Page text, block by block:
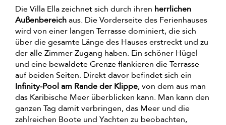
Die Villa Ella zeichnet sich durch ihren herrlichen
Außenbereichaus. Die Vorderseite des Ferienhauses
wird von einer langen Terrasse dominiert, die sich
über die gesamte Länge des Hauses erstreckt und zu
der alle Zimmer Zugang haben. Ein schöner Hügel
und eine bewaldete Grenze flankieren die Terrasse
auf beiden Seiten. Direkt davor befindet sich ein
Infinity-Pool am Rande der Klippe, von dem aus man
das Karibische Meer überblicken kann. Man kann den
ganzen Tag damit verbringen, das Meer und die
zahlreichen Boote und Yachten zu beobachten,